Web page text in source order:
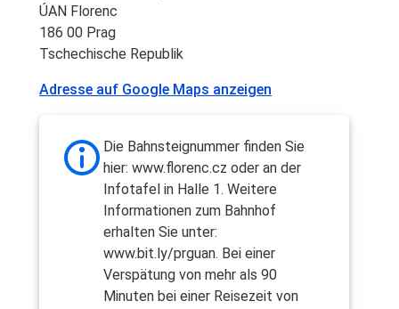
ÚAN Florenc
186 00 Prag
Tschechische Republik
Adresse auf Google Maps anzeigen
Die Bahnsteignummer finden Sie
hier: www.florenc.cz oder an der
Infotafel in Halle 1. Weitere
Informationen zum Bahnhof
erhalten Sie unter:
www.bit.ly/prguan. Bei einer
Verspätung von mehr als 90
Minuten bei einer Reisezeit von